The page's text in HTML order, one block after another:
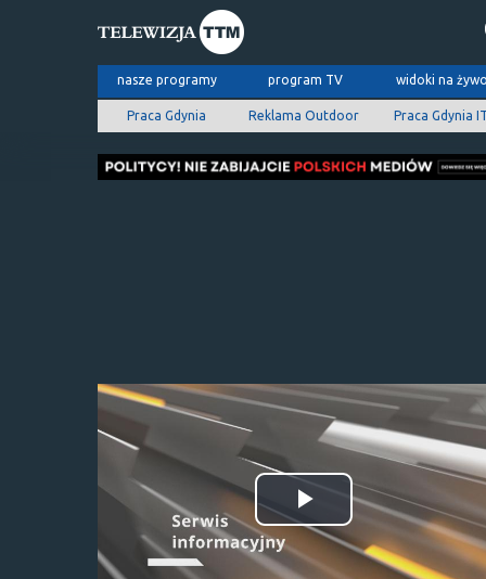
nasze programy program TV widoki na
Praca Gdynia Reklama Outdoor Praca Gdynia
Odtwórz